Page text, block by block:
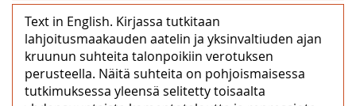
Text in English. Kirjassa tutkitaan
lahjoitusmaakauden aatelin ja yksinvaltiuden ajan
kruunun suhteita talonpoikiin verotuksen
perusteella. Näitä suhteita on pohjoismaisessa
tutkimuksessa yleensä selitetty toisaalta